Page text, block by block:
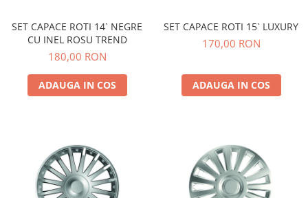
SET CAPACE ROTI 14` NEGRE
CU INEL ROSU TREND
180,00 RON
ADAUGA IN COS
SET CAPACE ROTI 15` LUXURY
170,00 RON
ADAUGA IN COS